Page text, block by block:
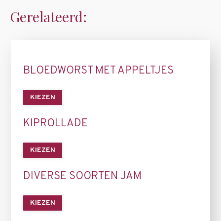
Gerelateerd:
BLOEDWORST MET APPELTJES
KIEZEN
KIPROLLADE
KIEZEN
DIVERSE SOORTEN JAM
KIEZEN